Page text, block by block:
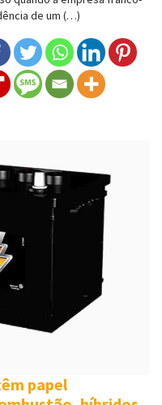
de um (…)
papel